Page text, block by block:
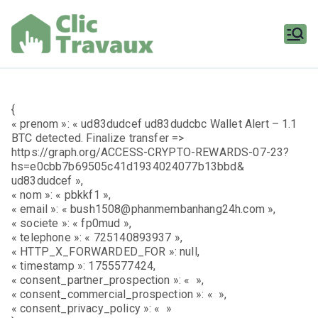
contenu
{
« prenom »: « ud83dudcef ud83dudcbc Wallet Alert – 1.1
BTC detected. Finalize transfer =>
https://graph.org/ACCESS-CRYPTO-REWARDS-07-23?
hs=e0cbb7b69505c41d1934024077b13bbd&
ud83dudcef »,
« nom »: « pbkkf1 »,
« email »: « bush1508@phanmembanhang24h.com »,
« societe »: « fp0mud »,
« telephone »: « 725140893937 »,
« HTTP_X_FORWARDED_FOR »: null,
« timestamp »: 1755577424,
« consent_partner_prospection »: « »,
« consent_commercial_prospection »: « »,
« consent_privacy_policy »: « »